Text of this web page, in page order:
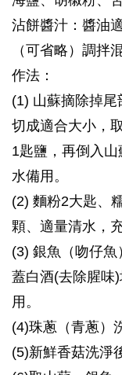
沾餅醬汁：醬油
（可省略）調拌
作法：
(1) 山蘇摘除掉
切成適合大小，
1匙鹽，再倒入
水備用。
(2) 麵粉2大匙、
顆、適量清水，
(3) 銀魚（吻仔
蓋白酒(去除腥味
用。
(4)珠蔥（青蔥）
(5)新鮮香菇洗淨